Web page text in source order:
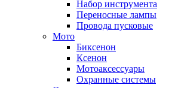
Набор инструмента
Переносные лампы
Провода пусковые
Мото
Биксенон
Ксенон
Мотоаксессуары
Охранные системы